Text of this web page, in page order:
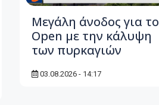
Μεγάλη άνοδος για το
Open με την κάλυψη
των πυρκαγιών
03.08.2026 - 14:17